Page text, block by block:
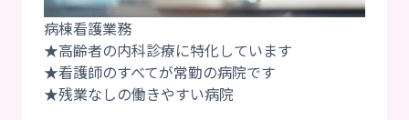
病棟看護業務
★高齢者の内科診療に特化しています
★看護師のすべてが常勤の病院です